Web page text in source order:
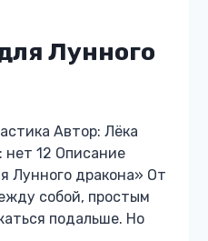
Лунного
Автор: Лёка
нет 12 Описание
Лунного дракона» От
собой, простым
подальше. Но